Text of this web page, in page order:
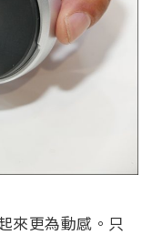
來更為動感。只